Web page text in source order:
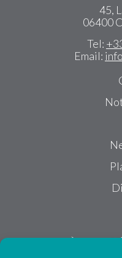
45,
06400
Tel:
Email: